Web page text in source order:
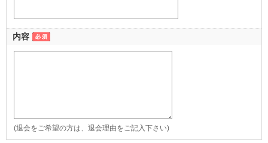
内容
(退会をご希望の方は、退会理由をご記入下さい)